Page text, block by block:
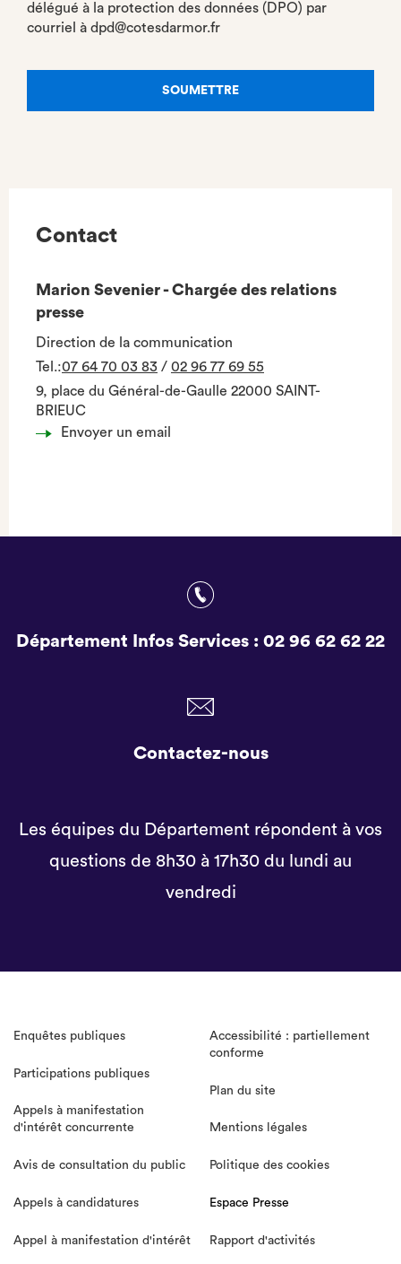
délégué à la protection des données (DPO) par
courriel à dpd@cotesdarmor.fr
Contact
Marion Sevenier - Chargée des relations
presse
Direction de la communication
Tel.:07 64 70 03 83 / 02 96 77 69 55
9, place du Général-de-Gaulle 22000 SAINT-
BRIEUC
Envoyer un email
Département Infos Services : 02 96 62 62 22
Contactez-nous
Les équipes du Département répondent à vos
questions de 8h30 à 17h30 du lundi au
vendredi
Enquêtes publiques
Participations publiques
Appels à manifestation
d'intérêt concurrente
Avis de consultation du public
Appels à candidatures
Appel à manifestation d'intérêt
Accessibilité : partiellement
conforme
Plan du site
Mentions légales
Politique des cookies
Espace Presse
Rapport d'activités